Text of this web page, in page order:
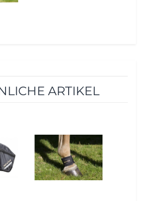
ARTIKEL